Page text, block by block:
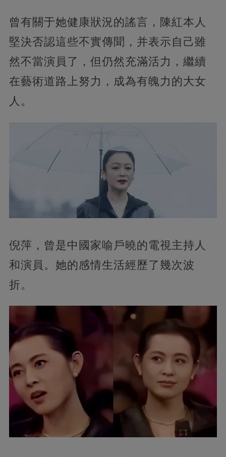
曾有關于她健康狀況的謠言，陳紅本人
堅決否認這些不實傳聞，并表示自己雖
然不當演員了，但仍然充滿活力，繼續
在藝術道路上努力​​，成為有魄力的大女
人。
倪萍，曾是中國家喻戶曉的電視主持人
和演員。她的感情生活經歷了幾次波
折。